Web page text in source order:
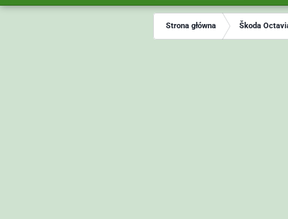
Strona główna Škoda